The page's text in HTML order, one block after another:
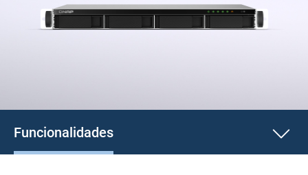
Funcionalidades